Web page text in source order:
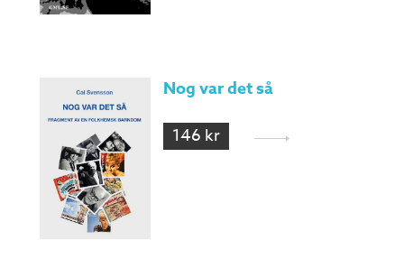
Nog var det så
146 kr